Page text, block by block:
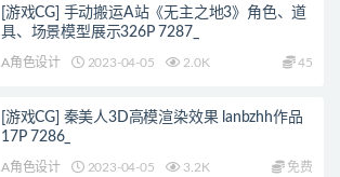
[游戏CG] 手动搬运A站《无主之地3》角色、道
具、场景模型展示326P 7287_
A角色设计 2023-04-05 2.0K 45
[游戏CG] 秦美人3D高模渲染效果 lanbzhh作品
17P 7286_
A角色设计 2023-04-05 3.2K 免费